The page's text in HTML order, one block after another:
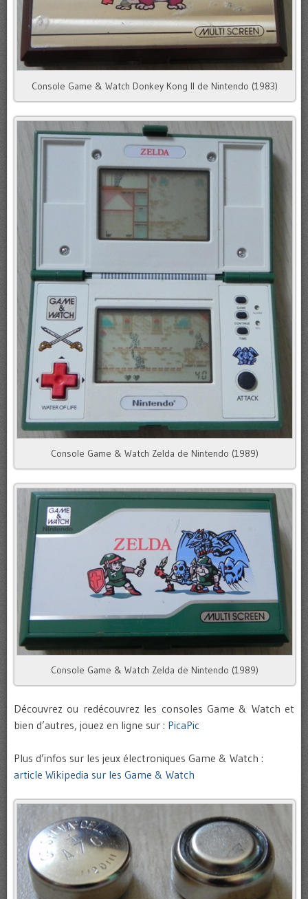
Console Game & Watch Donkey Kong II de Nintendo (1983)
Console Game & Watch Zelda de Nintendo (1989)
Console Game & Watch Zelda de Nintendo (1989)
Découvrez ou redécouvrez les consoles Game & Watch et
bien d’autres, jouez en ligne sur : PicaPic
Plus d’infos sur les jeux électroniques Game & Watch :
article Wikipedia sur les Game & Watch